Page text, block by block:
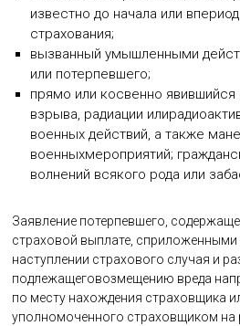
известно до начала или
страхования;
вызванный умышленными
или потерпевшего;
прямо или косвенно
взрыва, радиации
военных действий, а также
военныхмероприятий;
волнений всякого рода или
Заявление потерпевшего,
страховой выплате, сприложенными
наступлении страхового случая и
подлежащеговозмещению вреда
по месту нахождения страховщика
уполномоченного страховщиком на